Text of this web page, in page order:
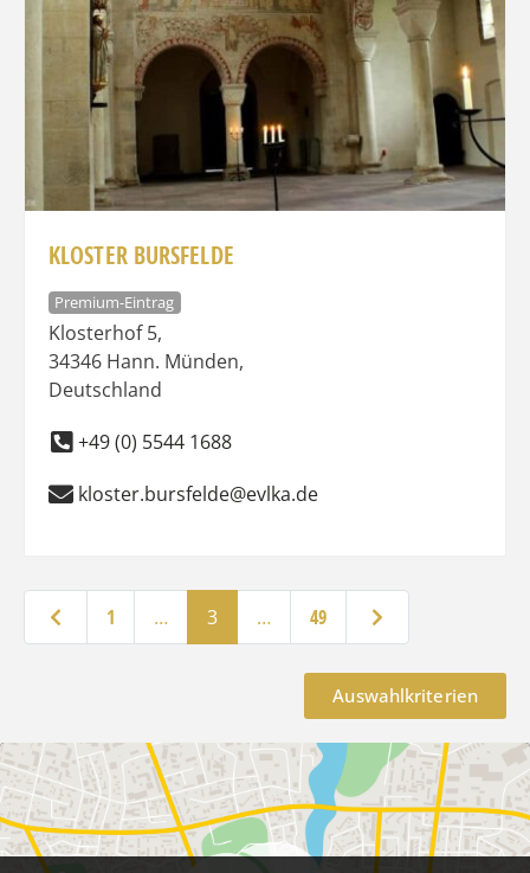
KLOSTER BURSFELDE
Premium-Eintrag
Klosterhof 5,
34346 Hann. Münden,
Deutschland
+49 (0) 5544 1688
kloster.bursfelde@evlka.de
Neuere Beiträge
1 … 3 … 49 Ältere Beiträge
Auswahlkriterien